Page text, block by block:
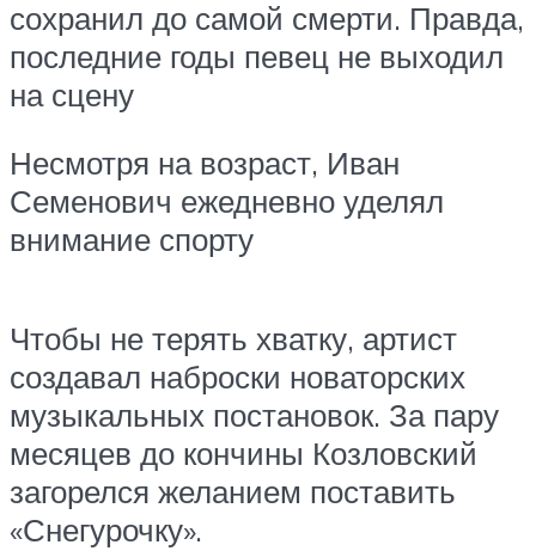
сохранил до самой смерти. Правда,
последние годы певец не выходил
на сцену
Несмотря на возраст, Иван
Семенович ежедневно уделял
внимание спорту
Чтобы не терять хватку, артист
создавал наброски новаторских
музыкальных постановок. За пару
месяцев до кончины Козловский
загорелся желанием поставить
«Снегурочку».